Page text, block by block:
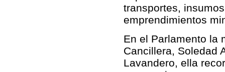
transportes,
emprendimientos
En el Parlamento la
Cancillera, Soledad
Lavandero, ella